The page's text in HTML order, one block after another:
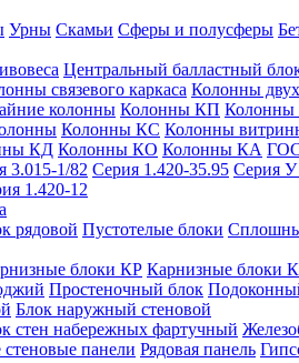
Урны Скамьи Сферы и полусферы
Центральный балластный
связевого каркаса Колонны
колонны Колонны КП
Колонны КС Колонны
КД Колонны КО Колонны КА
3.015-1/82 Серия 1.420-35.95 Серия У
1.420-12
рядовой Пустотелые блоки
блоки КР Карнизные блоки
Простеночный блок
Блок наружный стеновой
стен набережных фартучный
панели Рядовая панель